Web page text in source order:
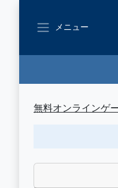
メニュー
無料オンラインゲ